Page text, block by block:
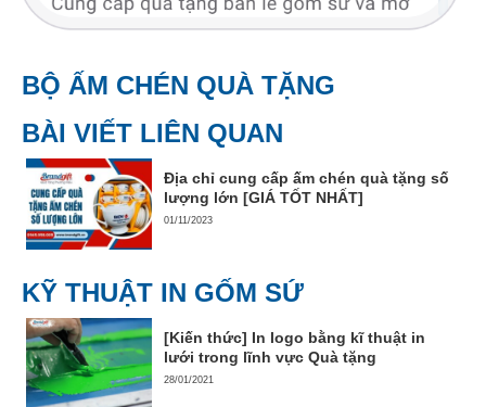
BỘ ẤM CHÉN QUÀ TẶNG
BÀI VIẾT LIÊN QUAN
Địa chỉ cung cấp ấm chén quà tặng số
lượng lớn [GIÁ TỐT NHẤT]
01/11/2023
KỸ THUẬT IN GỐM SỨ
[Kiến thức] In logo bằng kĩ thuật in
lưới trong lĩnh vực Quà tặng
28/01/2021